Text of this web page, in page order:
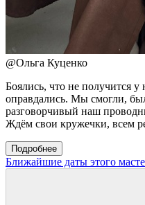
@Ольга Куценко
Боялись, что не получится
оправдались. Мы смогли,
разговорчивый наш
Ждём свои кружечки, всем
Подробнее
Ближайшие даты этого